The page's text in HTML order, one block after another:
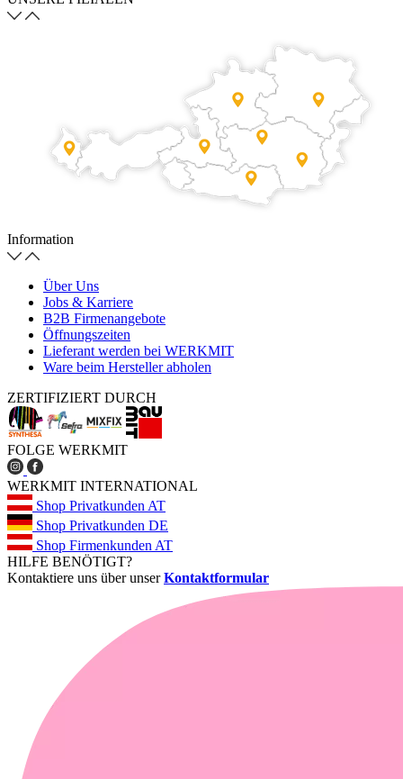
Information
Über Uns
Jobs & Karriere
B2B Firmenangebote
Öffnungszeiten
Lieferant werden bei WERKMIT
Ware beim Hersteller abholen
ZERTIFIZIERT DURCH
FOLGE WERKMIT
WERKMIT INTERNATIONAL
Shop Privatkunden AT
Shop Privatkunden DE
Shop Firmenkunden AT
HILFE BENÖTIGT?
Kontaktiere uns über unserKontaktformular